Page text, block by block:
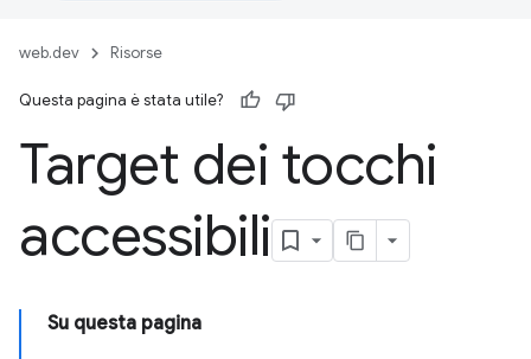
web.dev Risorse
Questa pagina è stata utile?
Target dei tocchi
accessibili
Su questa pagina